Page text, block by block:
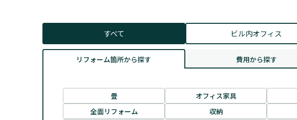
すべて ビル内オフィス
リフォーム箇所から探す 費用から探す
畳 オフィス家具
全面リフォーム
収納